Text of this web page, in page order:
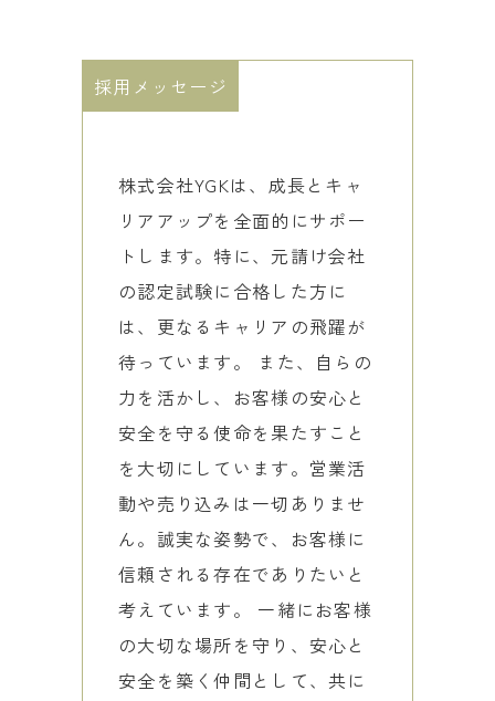
採用メッセージ
株式会社YGKは、成長とキャ
リアアップを全面的にサポー
トします。特に、元請け会社
の認定試験に合格した方に
は、更なるキャリアの飛躍が
待っています。 また、自らの
力を活かし、お客様の安心と
安全を守る使命を果たすこと
を大切にしています。営業活
動や売り込みは一切ありませ
ん。誠実な姿勢で、お客様に
信頼される存在でありたいと
考えています。 一緒にお客様
の大切な場所を守り、安心と
安全を築く仲間として、共に